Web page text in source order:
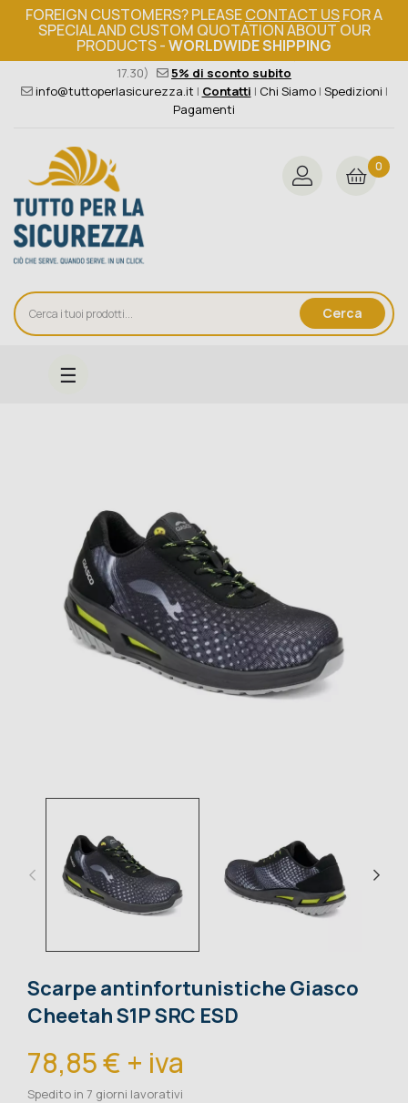
FOREIGN CUSTOMERS? PLEASECONTACT USFOR A
SPECIAL AND CUSTOM QUOTATION ABOUT OUR
PRODUCTS -WORLDWIDE SHIPPING
Ordine minimo 149€+iva 376 004 4000(Lun - Ven / 8.30 -
17.30)
5% di sconto subito
info@tuttoperlasicurezza.it | Contatti | Chi Siamo| Spedizioni |
Pagamenti
Cerca
0
navigazione
☰
Scarpe antinfortunistiche Giasco
Cheetah S1P SRC ESD
78,85 € + iva
Spedito in 7 giorni lavorativi